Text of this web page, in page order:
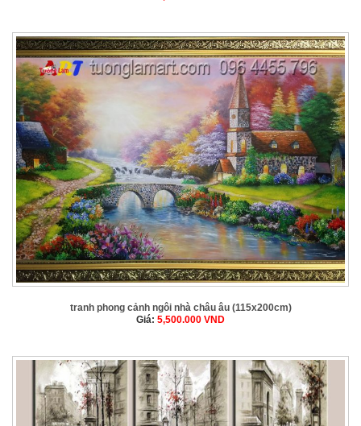
tranh phong cảnh ngôi nhà châu âu (115x200cm)
Giá: 5,500.000 VND